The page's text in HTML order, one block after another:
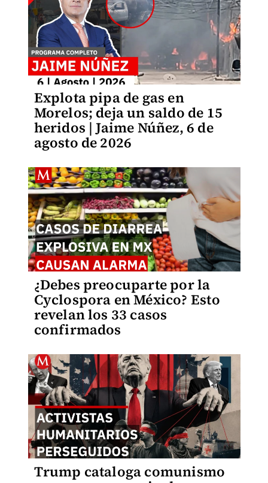
Explota pipa de gas en
Morelos; deja un saldo de 15
heridos | Jaime Núñez, 6 de
agosto de 2026
¿Debes preocuparte por la
Cyclospora en México? Esto
revelan los 33 casos
confirmados
Trump cataloga comunismo